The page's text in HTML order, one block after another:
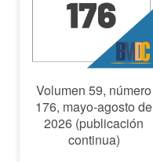
Volumen 59, número
176, mayo-agosto de
2026 (publicación
continua)